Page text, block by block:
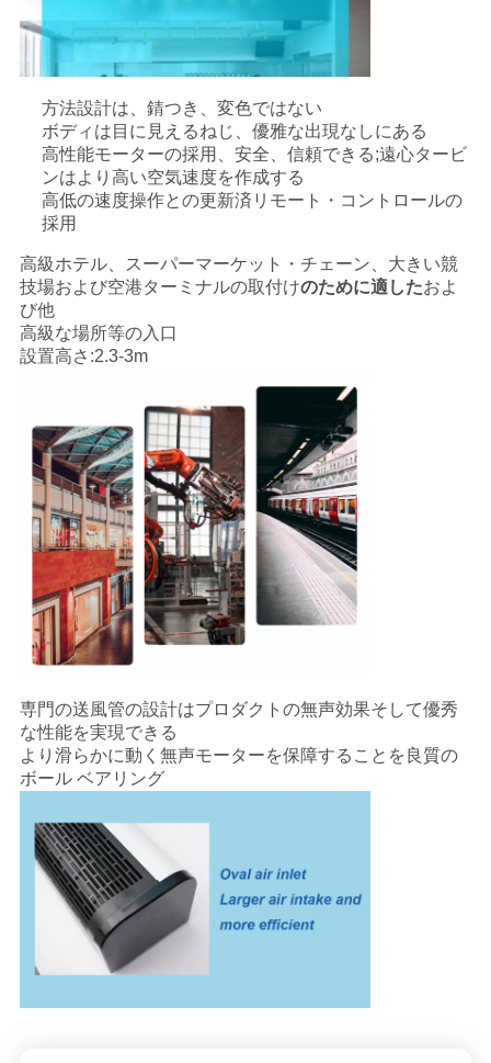
方法設計は、錆つき、変色ではない
ボディは目に見えるねじ、優雅な出現なしにある
高性能モーターの採用、安全、信頼できる;遠心タービ
ンはより高い空気速度を作成する
高低の速度操作との更新済リモート・コントロールの
採用
高級ホテル、スーパーマーケット・チェーン、大きい競
技場および空港ターミナルの取付けのために適したおよ
び他
高級な場所等の入口
設置高さ:2.3-3m
専門の送風管の設計はプロダクトの無声効果そして優秀
な性能を実現できる
より滑らかに動く無声モーターを保障することを良質の
ボール ベアリング